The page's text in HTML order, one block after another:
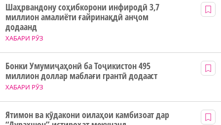
ХАБАРИ РӮЗ
Шаҳрвандону соҳибкорони инфиродӣ 3,7
миллион амалиёти ғайринақдӣ анҷом
додаанд
ХАБАРИ РӮЗ
Бонки Умумиҷаҳонӣ ба Тоҷикистон 495
миллион доллар маблағи грантӣ додааст
Ятимон ва кӯдакони оилаҳои камбизоат дар